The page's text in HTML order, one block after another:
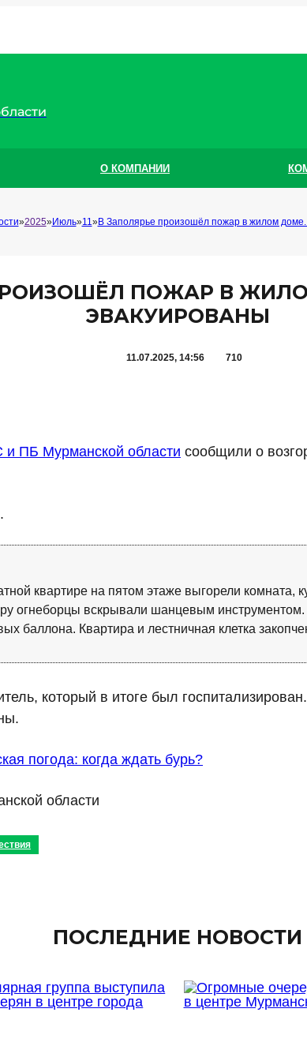
О КОМПАНИИ
2025 Июль 11 В Заполярье произошёл пожар в жилом доме.
ПОЖАР В
ЭВАКУИРОВАНЫ
11.07.2025, 14:56 710
ПБ Мурманской области сообщили о
квартире на пятом этаже выгорели
огнеборцы вскрывали шанцевым
баллона. Квартира и лестничная клетка
который в итоге был
погода: когда ждать бурь?
области
ПОСЛЕДНИЕ НОВОСТИ